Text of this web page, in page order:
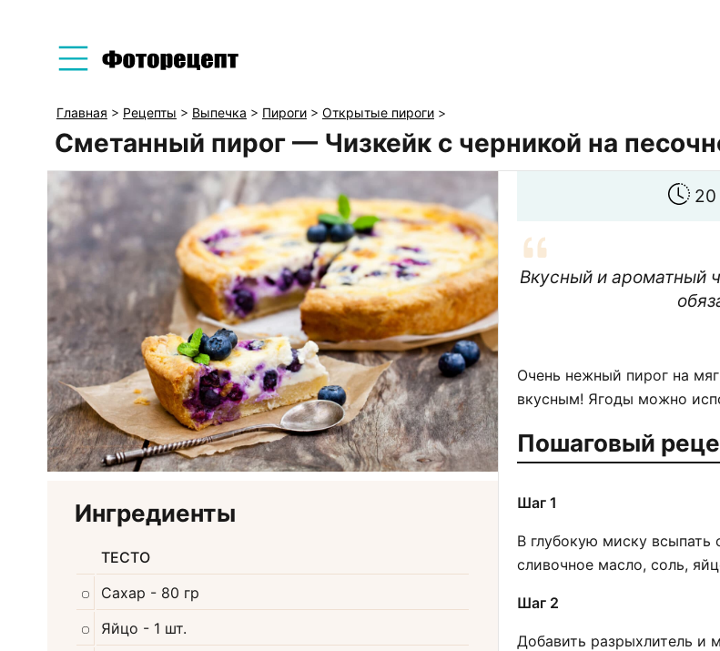
Главная > Рецепты > Выпечка > Пироги > Открытые пироги >
Сметанный пирог — Чизкейк с черникой на
Ингредиенты
ТЕСТО
Сахар - 80 гр
Яйцо - 1 шт.
20
Вкусный и ароматный
Очень нежный пирог на
вкусным! Ягоды можно
Пошаговый
Шаг 1
В глубокую миску всыпать
сливочное масло, соль,
Шаг 2
Добавить разрыхлитель и